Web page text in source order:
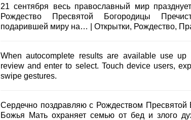
21 сентября весь православный мир
Рождество Пресвятой Богородицы
подарившей миру на… | Открытки, Рождество,
When autocomplete results are available use
review and enter to select. Touch device users,
swipe gestures.
Сердечно поздравляю с Рождеством Пресвятой
Божья Мать охраняет семью от бед и злого